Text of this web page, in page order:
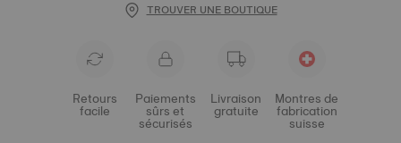
TROUVER UNE BOUTIQUE
Retours
facile
Paiements
sûrs et
sécurisés
Livraison
gratuite
Montres de
fabrication
suisse